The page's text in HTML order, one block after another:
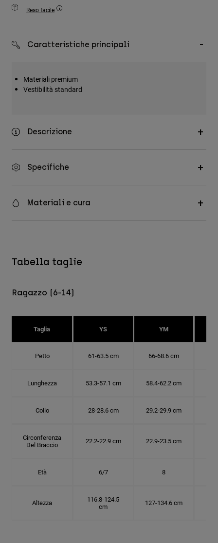
Accessori
Borse e zaini
Reso facile
Caratteristiche principali
Materiali premium
Vestibilità standard
Descrizione
Specifiche
Materiali e cura
Tabella taglie
Ragazzo (6-14)
Taglia YS YM
Petto 61-63.5 cm 66-68.6 cm
Lunghezza 53.3-57.1 cm 58.4-62.2 cm
Collo 28-28.6 cm 29.2-29.9 cm
Circonferenza
Del Braccio
22.2-22.9 cm 22.9-23.5 cm
Età 6/7 8
Altezza
116.8-124.5
cm
127-134.6 cm